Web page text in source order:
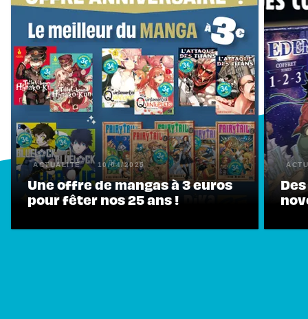
ACTUALITÉ 10/04/2025
Une offre de mangas à 3 euros
pour fêter nos 25 ans !